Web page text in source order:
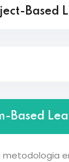
Based
Based
metodologia